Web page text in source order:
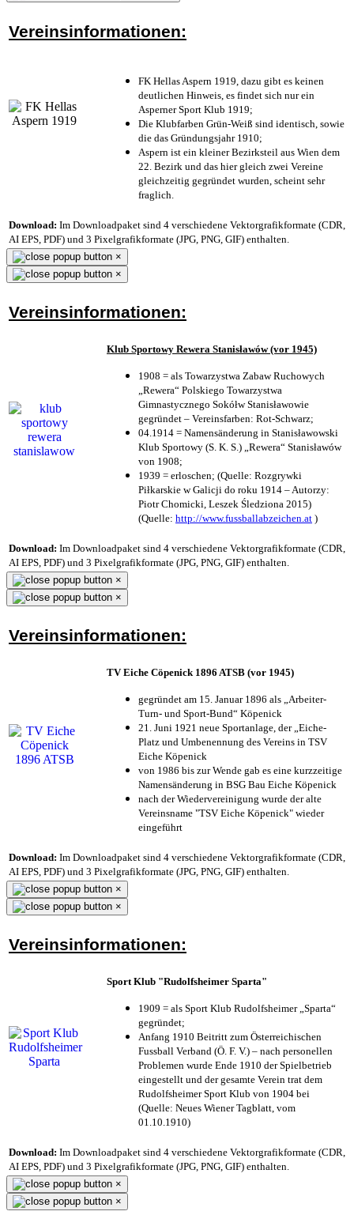
Vereinsinformationen:
FK Hellas Aspern 1919, dazu gibt es keinen
deutlichen Hinweis, es findet sich nur ein
Asperner Sport Klub 1919;
Die Klubfarben Grün-Weiß sind identisch, sowie
die das Gründungsjahr 1910;
Aspern ist ein kleiner Bezirksteil aus Wien dem
22. Bezirk und das hier gleich zwei Vereine
gleichzeitig gegründet wurden, scheint sehr
fraglich.
Download: Im Downloadpaket sind 4 verschiedene Vektorgrafikformate (CDR,
AI EPS, PDF) und 3 Pixelgrafikformate (JPG, PNG, GIF) enthalten.
×
×
Vereinsinformationen:
Klub Sportowy Rewera Stanisławów (vor 1945)
1908 = als Towarzystwa Zabaw Ruchowych
„Rewera“ Polskiego Towarzystwa
Gimnastycznego Sokółw Stanisławowie
gegründet – Vereinsfarben: Rot-Schwarz;
04.1914 = Namensänderung in Stanisławowski
Klub Sportowy (S. K. S.) „Rewera“ Stanisławów
von 1908;
1939 = erloschen; (Quelle: Rozgrywki
Piłkarskie w Galicji do roku 1914 – Autorzy:
Piotr Chomicki, Leszek Śledziona 2015)
(Quelle: http://www.fussballabzeichen.at )
Download: Im Downloadpaket sind 4 verschiedene Vektorgrafikformate (CDR,
AI EPS, PDF) und 3 Pixelgrafikformate (JPG, PNG, GIF) enthalten.
×
×
Vereinsinformationen:
TV Eiche Cöpenick 1896 ATSB (vor 1945)
gegründet am 15. Januar 1896 als „Arbeiter-
Turn- und Sport-Bund“ Köpenick
21. Juni 1921 neue Sportanlage, der „Eiche-
Platz und Umbenennung des Vereins in TSV
Eiche Köpenick
von 1986 bis zur Wende gab es eine kurzzeitige
Namensänderung in BSG Bau Eiche Köpenick
nach der Wiedervereinigung wurde der alte
Vereinsname "TSV Eiche Köpenick" wieder
eingeführt
Download: Im Downloadpaket sind 4 verschiedene Vektorgrafikformate (CDR,
AI EPS, PDF) und 3 Pixelgrafikformate (JPG, PNG, GIF) enthalten.
×
×
Vereinsinformationen:
Sport Klub "Rudolfsheimer Sparta"
1909 = als Sport Klub Rudolfsheimer „Sparta“
gegründet;
Anfang 1910 Beitritt zum Österreichischen
Fussball Verband (Ö. F. V.) – nach personellen
Problemen wurde Ende 1910 der Spielbetrieb
eingestellt und der gesamte Verein trat dem
Rudolfsheimer Sport Klub von 1904 bei
(Quelle: Neues Wiener Tagblatt, vom
01.10.1910)
Download: Im Downloadpaket sind 4 verschiedene Vektorgrafikformate (CDR,
AI EPS, PDF) und 3 Pixelgrafikformate (JPG, PNG, GIF) enthalten.
×
×